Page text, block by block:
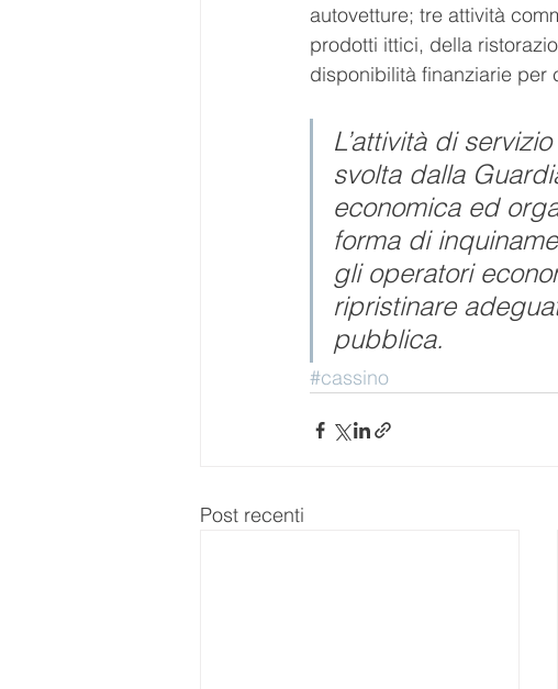
autovetture; tre attività
prodotti ittici, della
disponibilità finanziarie per
L’attività di
svolta dalla
economica ed
forma di
gli operatori
ripristinare
pubblica.
#cassino
Post recenti